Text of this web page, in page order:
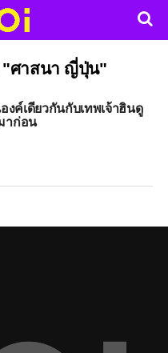
"ศาสนา ญี่ปุ่น"
งค์เดียวกันกับเทพเจ้าฮินดู
าก่อน